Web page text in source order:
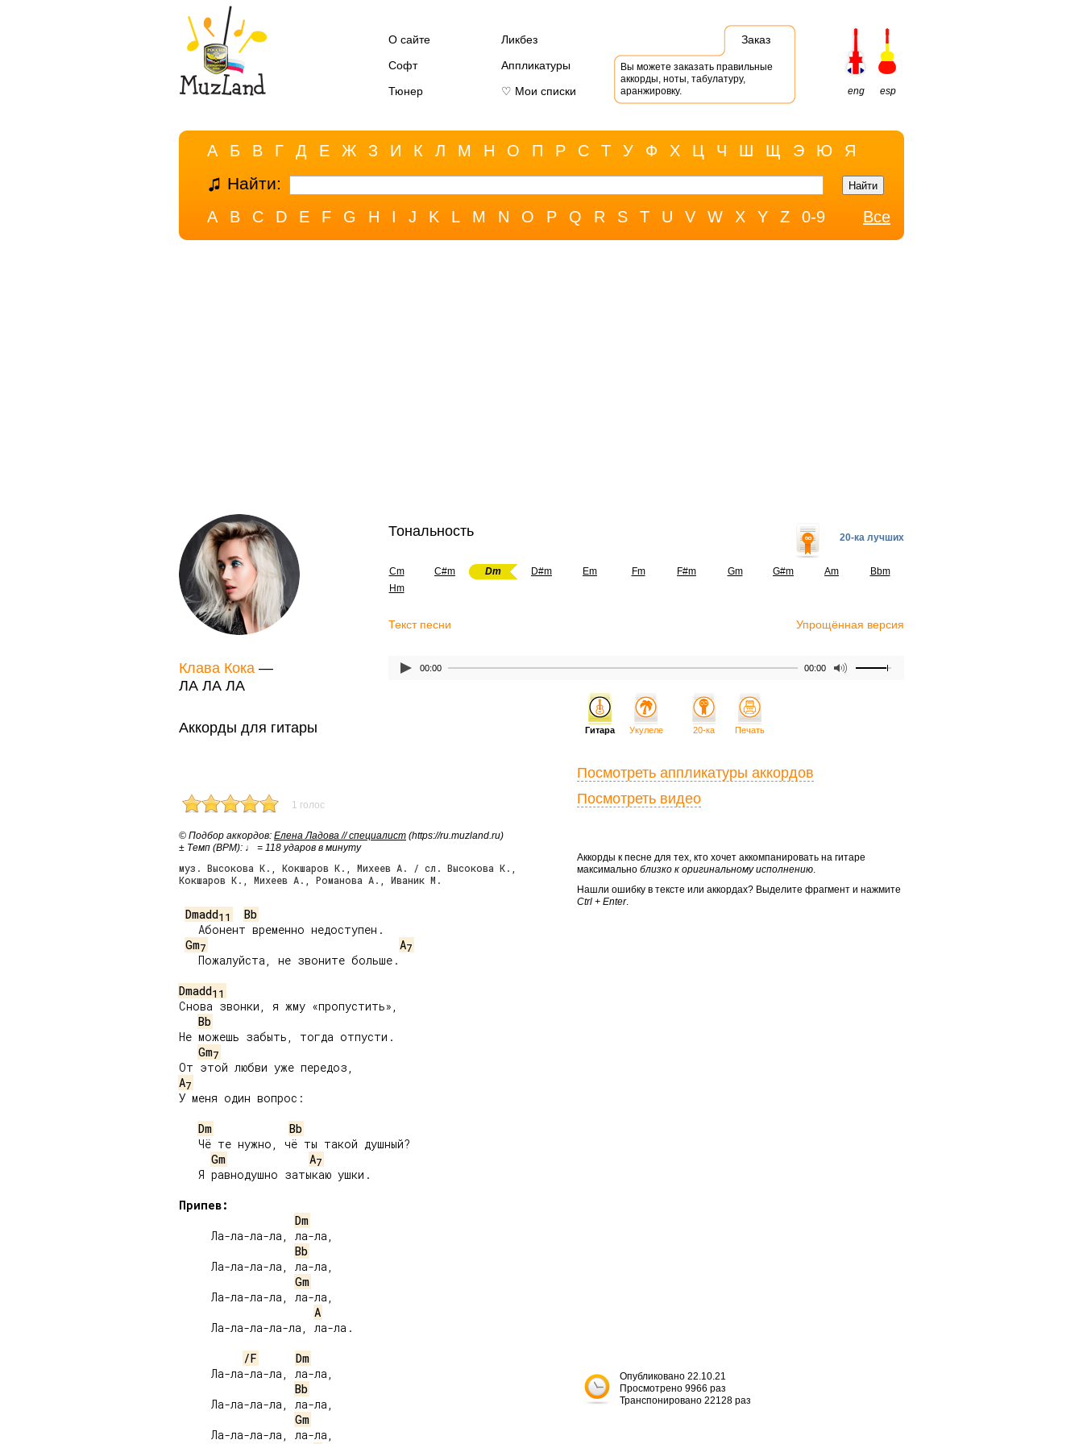
О сайте
Ликбез
Софт
Аппликатуры
Тюнер
♡ Мои списки
Заказ
Вы можете заказать правильные
аккорды, ноты, табулатуру,
аранжировку.
eng esp
А Б В Г Д Е Ж З И К Л М Н О П Р С Т У Ф Х Ц Ч Ш Щ Э Ю Я
Найти:
A B C D E F G H I J K L M N O P Q R S T U V W X Y Z 0-9 Все
Клава Кока —
ЛА ЛА ЛА
Тональность 20-ка лучших
Cm C#m Dm D#m Em Fm F#m Gm G#m Am
Bbm
Hm
Текст песни Упрощённая версия
00:00 00:00
Аккорды для гитары
1 голос
© Подбор аккордов: Елена Ладова // специалист (https://ru.muzland.ru)
± Темп (BPM): ♩ = 118 ударов в минуту
муз. Высокова К., Кокшаров К., Михеев А. / сл. Высокова К.,
Кокшаров К., Михеев А., Романова А., Иваник М.
Dmadd11
Bb
   Абонент временно недоступен.
Gm7 A7
   Пожалуйста, не звоните больше.
Dmadd11
Снова звонки, я жму «пропустить»,
Bb
Не можешь забыть, тогда отпусти.
Gm7
A7
У меня один вопрос:
Dm
Bb
   Чё те нужно, чё ты такой душный?
Gm
A7
   Я равнодушно затыкаю ушки.
Припев:
Dm
     Ла-ла-ла-ла, ла-ла,
Bb
     Ла-ла-ла-ла, ла-ла,
Gm
     Ла-ла-ла-ла, ла-ла,
A
     Ла-ла-ла-ла-ла, ла-ла.
/F
Dm
     Ла-ла-ла-ла, ла-ла,
Bb
     Ла-ла-ла-ла, ла-ла,
Gm
     Ла-ла-ла-ла, ла-ла,
Гитара Укулеле 20-ка Печать
Посмотреть аппликатуры аккордов
Посмотреть видео
Аккорды к песне для тех, кто хочет аккомпанировать на гитаре
максимально близко к оригинальному исполнению.
Нашли ошибку в тексте или аккордах? Выделите фрагмент и нажмите
Ctrl + Enter.
Опубликовано 22.10.21
Просмотрено 9966 раз
Транспонировано 22128 раз